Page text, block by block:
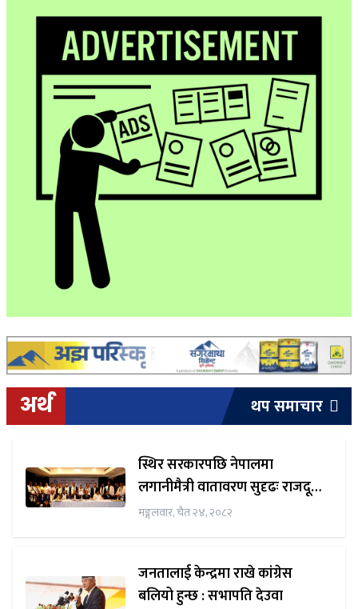
अर्थ थप समाचार
स्थिर सरकारपछि नेपालमा
लगानीमैत्री वातावरण सुदृढः राजदूत
शर्मा
मङ्गलवार, चैत २४, २०८२
जनतालाई केन्द्रमा राखे कांग्रेस
बलियो हुन्छ : सभापति देउवा